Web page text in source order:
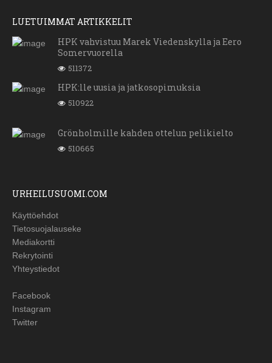
LUETUIMMAT ARTIKKELIT
HPK vahvistuu Marek Viedenskylla ja Eero
Somervuorella
511372
HPK:lle uusia ja jatkosopimuksia
510922
Grönholmille kahden ottelun pelikielto
510665
URHEILUSUOMI.COM
Käyttöehdot
Tietosuojalauseke
Mediakortti
Rekrytointi
Yhteystiedot
Facebook
Instagram
Twitter